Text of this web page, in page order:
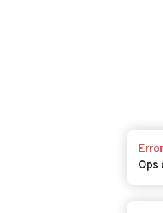
Error
Ops